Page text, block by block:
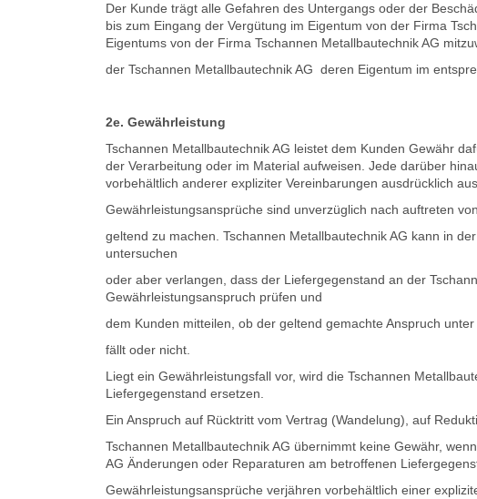
Der Kunde trägt alle Gefahren des Untergangs oder der
bis zum Eingang der Vergütung im Eigentum von der Firma
Eigentums von der Firma Tschannen Metallbautechnik AG
der Tschannen Metallbautechnik AG deren Eigentum im
2e. Gewährleistung
Tschannen Metallbautechnik AG leistet dem Kunden Gewähr
der Verarbeitung oder im Material aufweisen. Jede darüber
vorbehältlich anderer expliziter Vereinbarungen ausdrücklich
Gewährleistungsansprüche sind unverzüglich nach auftreten
geltend zu machen. Tschannen Metallbautechnik AG kann in
untersuchen
oder aber verlangen, dass der Liefergegenstand an der
Gewährleistungsanspruch prüfen und
dem Kunden mitteilen, ob der geltend gemachte Anspruch
fällt oder nicht.
Liegt ein Gewährleistungsfall vor, wird die Tschannen
Liefergegenstand ersetzen.
Ein Anspruch auf Rücktritt vom Vertrag (Wandelung), auf
Tschannen Metallbautechnik AG übernimmt keine Gewähr,
AG Änderungen oder Reparaturen am betroffenen
Gewährleistungsansprüche verjähren vorbehältlich einer